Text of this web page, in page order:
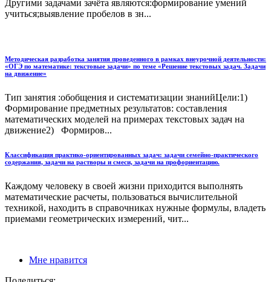
Другими задачами зачёта являются:формирование умений
учиться;выявление пробелов в зн...
Методическая разработка занятия проведенного в рамках внеурочной деятельности:
«ОГЭ по математике: текстовые задачи» по теме «Решение текстовых задач. Задачи
на движение»
Тип занятия :обобщения и систематизации знанийЦели:1)
Формирование предметных результатов: составления
математических моделей на примерах текстовых задач на
движение2) Формиров...
Классификация практико-ориентированных задач: задачи семейно-практического
содержания, задачи на растворы и смеси, задачи на профориентацию.
Каждому человеку в своей жизни приходится выполнять
математические расчеты, пользоваться вычислительной
техникой, находить в справочниках нужные формулы, владеть
приемами геометрических измерений, чит...
Мне нравится